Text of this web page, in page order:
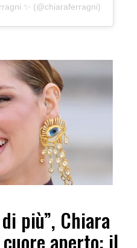
✨ (@chiaraferragni)
più”, Chiara
aperto: il